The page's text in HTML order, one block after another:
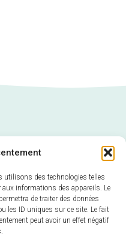
utilisons des technologies telles
aux informations des appareils. Le
de traiter des données
les ID uniques sur ce site. Le fait
peut avoir un effet négatif